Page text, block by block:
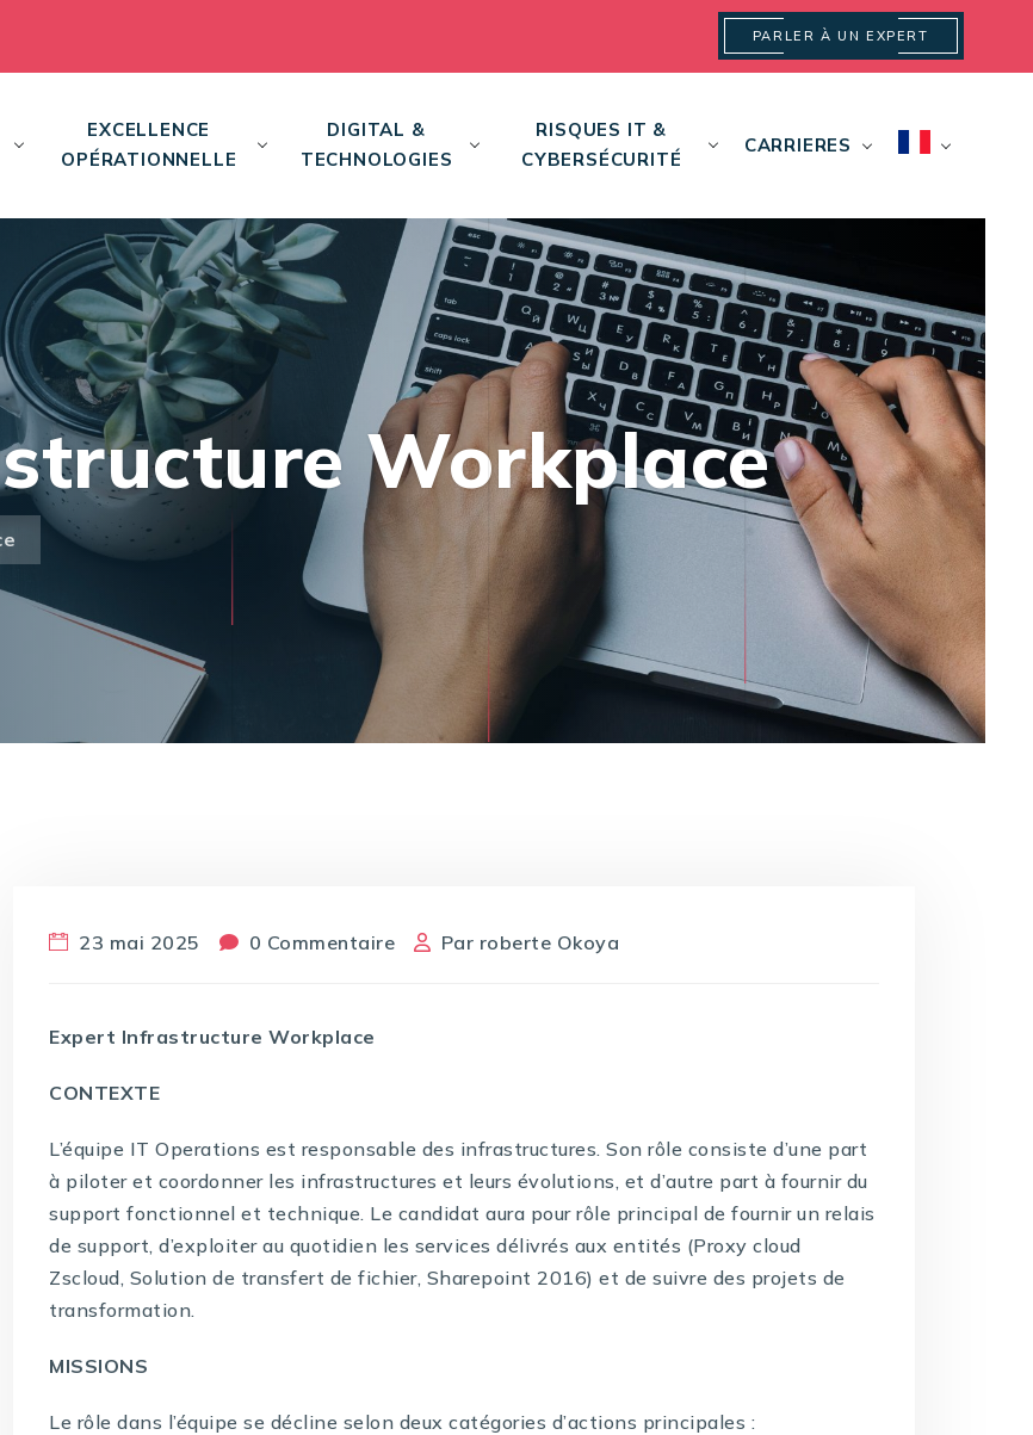
PARLER À UN EXPERT
EXCELLENCE
OPÉRATIONNELLE
DIGITAL &
TECHNOLOGIES
RISQUES IT &
CYBERSÉCURITÉ
CARRIERES
Workplace
23 mai 2025 0 Commentaire Par roberte Okoya
Expert Infrastructure Workplace
CONTEXTE
L’équipe IT Operations est responsable des infrastructures. Son rôle consiste d’une part
à piloter et coordonner les infrastructures et leurs évolutions, et d’autre part à fournir du
support fonctionnel et technique. Le candidat aura pour rôle principal de fournir un relais
de support, d’exploiter au quotidien les services délivrés aux entités (Proxy cloud
Zscloud, Solution de transfert de fichier, Sharepoint 2016) et de suivre des projets de
transformation.
MISSIONS
Le rôle dans l’équipe se décline selon deux catégories d’actions principales :